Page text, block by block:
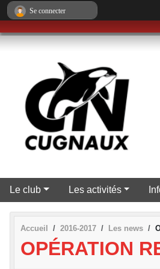
Le club Les activités
Accueil 2016-2017 Les news
OPÉRATION
Se connecter
Panneau de gestion des cookies